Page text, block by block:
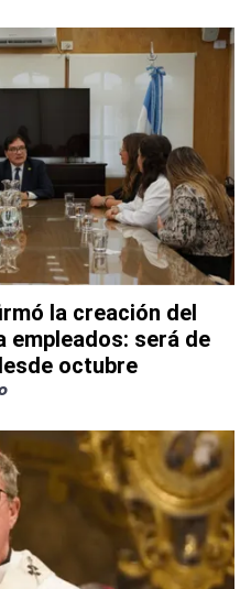
la creación del
empleados: será de
octubre